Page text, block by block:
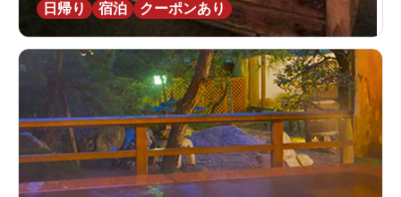
日帰り
宿泊 クーポンあり